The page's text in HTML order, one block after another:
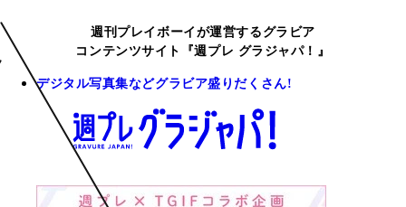
週刊プレイボーイが運営するグラビア
コンテンツサイト『週プレ グラジャパ！』
デジタル写真集などグラビア盛りだくさん!